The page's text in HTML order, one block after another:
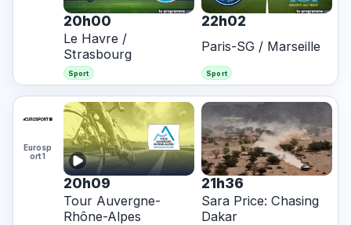
20h00
Le Havre /
Strasbourg
Sport
22h02
Paris-SG / Marseille
Sport
Eurosp
ort 1
20h09
Tour Auvergne-
Rhône-Alpes
21h36
Sara Price: Chasing
Dakar